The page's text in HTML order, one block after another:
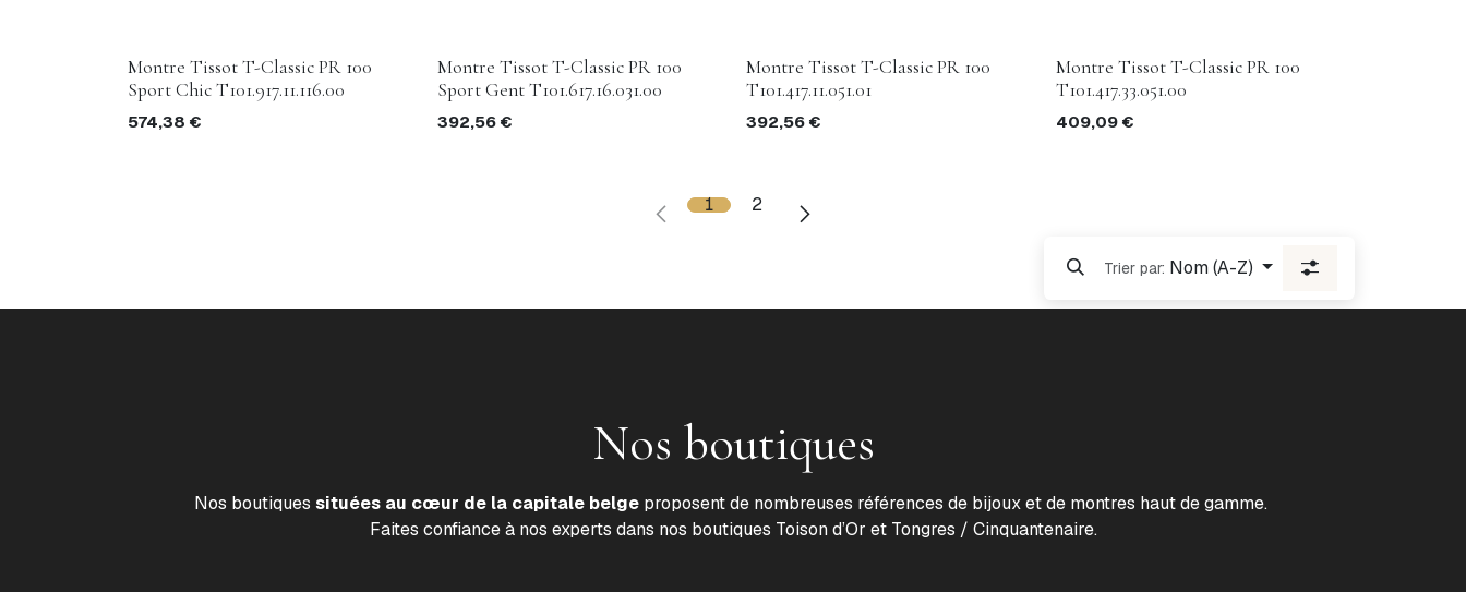
Montre Tissot T-Classic PR 100
Sport Chic T101.917.11.116.00
574,38 €
Montre Tissot T-Classic PR 100
Sport Gent T101.617.16.031.00
392,56€
Montre Tissot T-Classic PR 100
T101.417.11.051.01
392,56 €
Montre Tissot T-Classic PR 100
T101.417.33.051.00
409,09€
1 2
Trier par: Nom (A-Z)
Nos boutiques
Nos boutiques situées au cœur de la capitale belge proposent de nombreuses références de bijoux et de montres haut de gamme.
Faites confiance à nos experts dans nos boutiques Toison d’Or et Tongres / Cinquantenaire.